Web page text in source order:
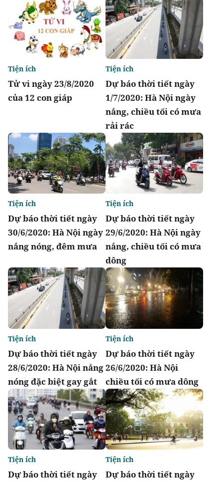
Tử vi ngày 23/8/2020
của 12 con giáp
Tiện ích
Dự báo thời tiết ngày
1/7/2020: Hà Nội ngày
nắng, chiều tối có mưa
rải rác
Tiện ích
Dự báo thời tiết ngày
30/6/2020: Hà Nội ngày
nắng nóng, đêm mưa
Tiện ích
Dự báo thời tiết ngày
29/6/2020: Hà Nội ngày
nắng, chiều tối có mưa
dông
Tiện ích
Dự báo thời tiết ngày
28/6/2020: Hà Nội nắng
nóng đặc biệt gay gắt
Tiện ích
Dự báo thời tiết ngày
26/6/2020: Hà Nội
chiều tối có mưa dông
Tiện ích
Dự báo thời tiết ngày
Tiện ích
Dự báo thời tiết ngày
Tiện ích